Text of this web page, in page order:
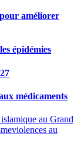
améliorer
épidémies
médicaments
au Grand
violences au